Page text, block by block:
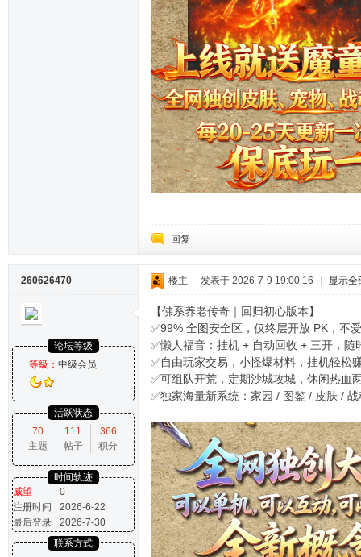
回复
260626470
论坛等级
等級： 中级会员
活跃状态
70
主题
111
帖子
366
积分
时间轨迹
威望
0
注册时间
2026-6-22
最后登录
2026-7-30
联系方式
楼主 发表于 2026-7-9 19:00:16 显示全
【佛系养老传奇｜回归初心版本】
✅99% 全图安全区，仅终层开放 PK，不
✅懒人福音：挂机 + 自动回收 + 三开，随
✅自由玩家交易，小怪爆材料，挂机轻松
✅可组队开荒，定期沙城攻城，休闲热血
✅独家海量新系统：家园 / 图鉴 / 皮肤 /